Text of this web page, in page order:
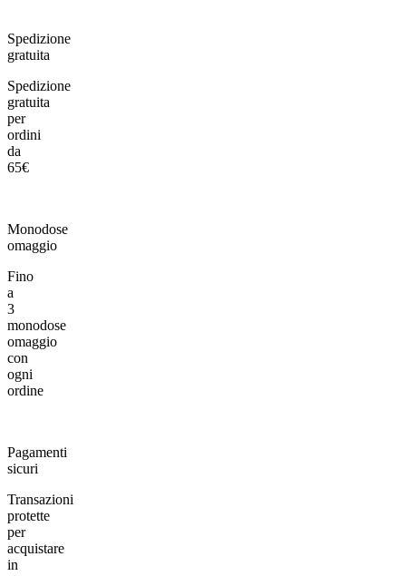
Spedizione
gratuita
Spedizione
gratuita
per
ordini
da
65€
Monodose
omaggio
Fino
a
3
monodose
omaggio
con
ogni
ordine
Pagamenti
sicuri
Transazioni
protette
per
acquistare
in